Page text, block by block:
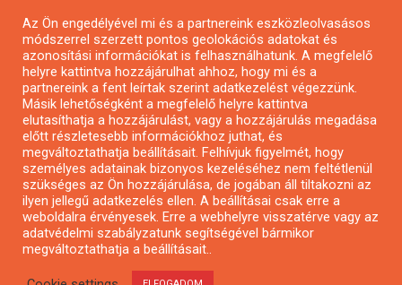
Pályázatok magánszemélyeknek
Pályázatok civil szervezeteknek
Pályázatok vállalkozásoknak
Önkormányzati pályázatok
Mezőgazdasági pályázatok
Falusi turizmus pályázatok
Napelem pályázatok
GINOP pályázatok
Az Ön engedélyével mi és a partnereink eszközleolvasásos
módszerrel szerzett pontos geolokációs adatokat és
azonosítási információkat is felhasználhatunk. A megfelelő
helyre kattintva hozzájárulhat ahhoz, hogy mi és a
partnereink a fent leírtak szerint adatkezelést végezzünk.
Másik lehetőségként a megfelelő helyre kattintva
elutasíthatja a hozzájárulást, vagy a hozzájárulás megadása
előtt részletesebb információkhoz juthat, és
megváltoztathatja beállításait. Felhívjuk figyelmét, hogy
személyes adatainak bizonyos kezeléséhez nem feltétlenül
szükséges az Ön hozzájárulása, de jogában áll tiltakozni az
ilyen jellegű adatkezelés ellen. A beállításai csak erre a
weboldalra érvényesek. Erre a webhelyre visszatérve vagy az
adatvédelmi szabályzatunk segítségével bármikor
megváltoztathatja a beállításait..